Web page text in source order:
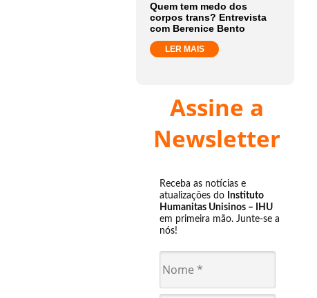
Quem tem medo dos
corpos trans? Entrevista
com Berenice Bento
LER MAIS
Assine a
Newsletter
Receba as notícias e
atualizações do Instituto
Humanitas Unisinos – IHU
em primeira mão. Junte-se a
nós!